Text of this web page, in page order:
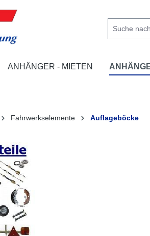
ANHÄNGER - MIETEN
Fahrwerkselemente Auflageböcke